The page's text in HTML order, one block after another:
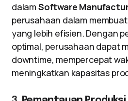
dalam Software
perusahaan dalam
yang lebih efisien. Dengan
optimal, perusahaan dapat
downtime, mempercepat
meningkatkan kapasitas